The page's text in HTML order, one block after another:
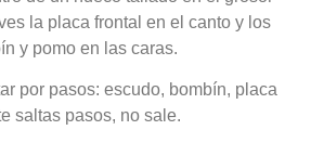
la placa frontal en el canto y los
y pomo en las caras.
por pasos: escudo, bombín, placa
saltas pasos, no sale.